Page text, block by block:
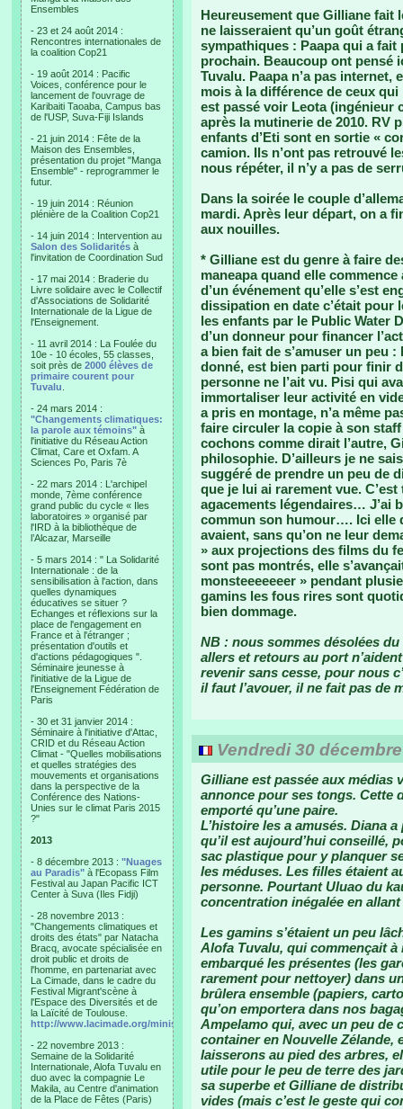
Ensembles
- 23 et 24 août 2014 :
Rencontres internationales de
la coalition Cop21
- 19 août 2014 : Pacific
Voices, conférence pour le
lancement de l'ouvrage de
Karibaiti Taoaba, Campus bas
de l'USP, Suva-Fiji Islands
- 21 juin 2014 : Fête de la
Maison des Ensembles,
présentation du projet "Manga
Ensemble" - reprogrammer le
futur.
- 19 juin 2014 : Réunion
plénière de la Coalition Cop21
- 14 juin 2014 : Intervention au
Salon des Solidarités à
l'invitation de Coordination Sud
- 17 mai 2014 : Braderie du
Livre solidaire avec le Collectif
d'Associations de Solidarité
Internationale de la Ligue de
l'Enseignement.
- 11 avril 2014 : La Foulée du
10e - 10 écoles, 55 classes,
soit près de 2000 élèves de
primaire courent pour
Tuvalu
- 24 mars 2014 :
"Changements climatiques:
la parole aux témoins" à
l'initiative du Réseau Action
Climat, Care et Oxfam. A
Sciences Po, Paris 7è
- 22 mars 2014 : L'archipel
monde, 7ème conférence
grand public du cycle « Iles
laboratoires » organisé par
l'IRD à la bibliothèque de
l’Alcazar, Marseille
- 5 mars 2014 : " La Solidarité
Internationale : de la
sensibilisation à l'action, dans
quelles dynamiques
éducatives se situer ?
Echanges et réflexions sur la
place de l'engagement en
France et à l'étranger ;
présentation d'outils et
d'actions pédagogiques ".
Séminaire jeunesse à
l'initiative de la Ligue de
l'Enseignement Fédération de
Paris
- 30 et 31 janvier 2014 :
Séminaire à l'initiative d'Attac,
CRID et du Réseau Action
Climat - "Quelles mobilisations
et quelles stratégies des
mouvements et organisations
dans la perspective de la
Conférence des Nations-
Unies sur le climat Paris 2015
?"
2013
- 8 décembre 2013 : "Nuages
au Paradis" à l'Ecopass Film
Festival au Japan Pacific ICT
Center à Suva (Iles Fidji)
- 28 novembre 2013 :
"Changements climatiques et
droits des états" par Natacha
Bracq, avocate spécialisée en
droit public et droits de
l'homme, en partenariat avec
La Cimade, dans le cadre du
Festival Migrant'scène à
l'Espace des Diversités et de
la Laïcité de Toulouse.
http://www.lacimade.org/minisites/migrantscene
- 22 novembre 2013 :
Semaine de la Solidarité
Internationale, Alofa Tuvalu en
duo avec la compagnie Le
Makila, au Centre d'animation
de la Place de Fêtes (Paris)
Heureusement que Gilliane fait
ne laisseraient qu’un goût
sympathiques : Paapa qui a fait
prochain. Beaucoup ont pensé
Tuvalu. Paapa n’a pas internet,
mois à la différence de ceux
est passé voir Leota (ingénieur
après la mutinerie de 2010. RV
enfants d’Eti sont en sortie «
camion. Ils n’ont pas retrouvé
nous répéter, il n’y a pas de
Dans la soirée le couple
mardi. Après leur départ, on a
aux nouilles.
* Gilliane est du genre à faire
maneapa quand elle
d’un événement qu’elle s’est
dissipation en date c’était pour
les enfants par le Public Water
d’un donneur pour financer
a bien fait de s’amuser un peu
donné, est bien parti pour finir
personne ne l’ait vu. Pisi qui
immortaliser leur activité en
a pris en montage, n’a même
faire circuler la copie à son
cochons comme dirait l’autre,
philosophie. D’ailleurs je ne
suggéré de prendre un peu de
que je lui ai rarement vue.
agacements légendaires… J’ai
commun son humour…. Ici elle
avaient, sans qu’on ne leur
» aux projections des films du
sont pas montrés, elle
monsteeeeeeer » pendant
gamins les fous rires sont
bien dommage.
NB : nous sommes désolées
allers et retours au port
revenir sans cesse, pour nous
il faut l’avouer, il ne fait pas de
Vendredi 30
Gilliane est passée aux médias
annonce pour ses tongs. Cette
emporté qu’une paire.
L’histoire les a amusés. Diana
qu’il est aujourd’hui conseillé,
sac plastique pour y planquer
les méduses. Les filles étaient
personne. Pourtant Uluao du
concentration inégalée en
Les gamins s’étaient un peu
Alofa Tuvalu, qui commençait
embarqué les présentes (les
rarement pour nettoyer) dans
brûlera ensemble (papiers,
qu’on emportera dans nos
Ampelamo qui, avec un peu de
container en Nouvelle Zélande,
laisserons au pied des arbres,
utile pour le peu de terre des
sa superbe et Gilliane de
vides (mais c’est le geste qui